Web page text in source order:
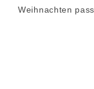
Weihnachten